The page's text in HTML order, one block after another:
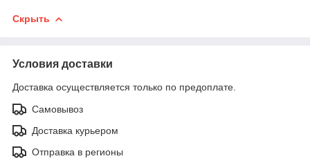
Скрыть
Условия доставки
Доставка осуществляется только по предоплате.
Самовывоз
Доставка курьером
Отправка в регионы